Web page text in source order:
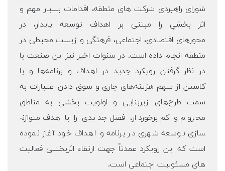
شورای راهبردی شركت­ های منطقه، اقدامات بسيار مهم و
اثر بخشي را مبتنی بر اهداف توسعه پايدار، در
محورهای اقتصادی، اجتماعی، فرهنگی و زيست­ محيطی در
منطقه انجام داده است. در سنوات اخير نيز اين صنعت با
در نظر گرفتن رويكرد جديد در اهداف و برنامه‌ها و با
كاستن از سهم هزينه‌های جاری و سوق دادن اعتبارات به
سمت طرح‌های زيربنايی و اولويت بخشي به مناطق
محروم و كم برخوردار، فصل جديدی را با هدف متوازن­
سازی توسعه شهری در برنامه و اهداف خود آغاز نموده
است كه اين رويكرد عمدتاً جهت ارتقاء اثربخشی فعاليت
های مسئوليت اجتماعی است.